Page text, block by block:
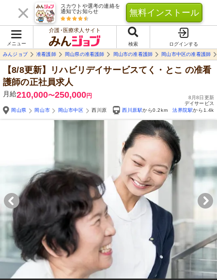
スカウトや選考の連絡を
通知でお知らせ
無料インストール
メニュー
介護･医療求人サイト
検索
ログインする
みんジョブ
准看護師 岡山県の准看護師 岡山市の准看護師 岡山市中区の准看護師
【8/8更新】リハビリデイサービスてく・とこ の准看
護師の正社員求人
月給210,000〜250,000円
8月8日更新
デイサービス
岡山県
岡山市 岡山市中区 西川原 西川原駅から0.2km 法界院駅から